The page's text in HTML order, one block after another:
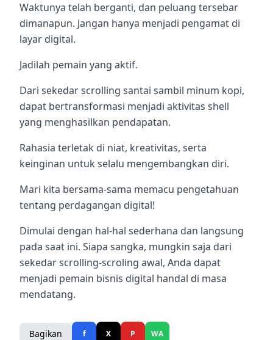
Waktunya telah berganti, dan peluang tersebar
dimanapun. Jangan hanya menjadi pengamat di
layar digital.
Jadilah pemain yang aktif.
Dari sekedar scrolling santai sambil minum kopi,
dapat bertransformasi menjadi aktivitas shell
yang menghasilkan pendapatan.
Rahasia terletak di niat, kreativitas, serta
keinginan untuk selalu mengembangkan diri.
Mari kita bersama-sama memacu pengetahuan
tentang perdagangan digital!
Dimulai dengan hal-hal sederhana dan langsung
pada saat ini. Siapa sangka, mungkin saja dari
sekedar scrolling-scroling awal, Anda dapat
menjadi pemain bisnis digital handal di masa
mendatang.
Bagikan f X P WA